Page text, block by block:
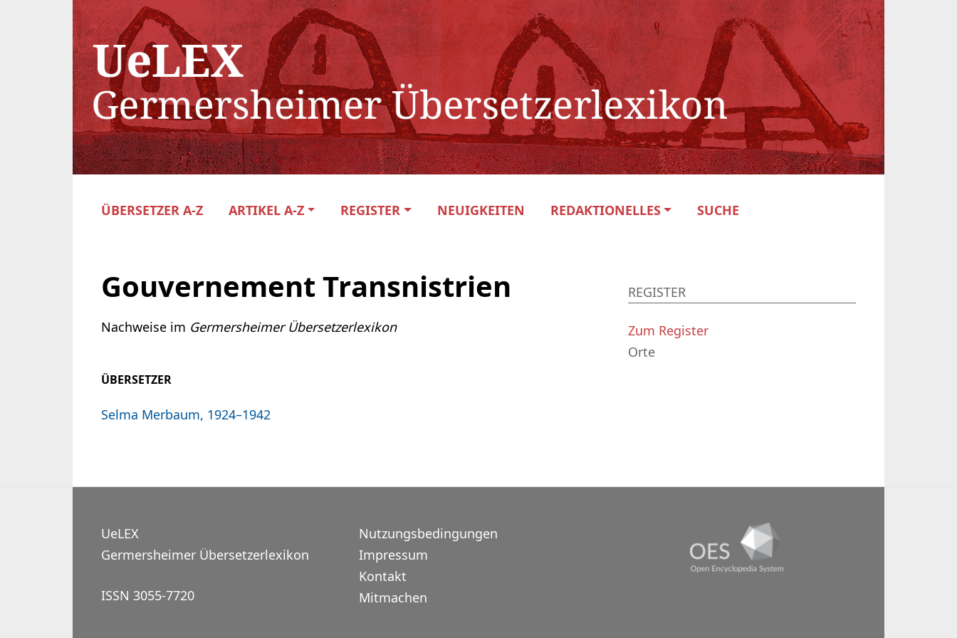
ÜBERSETZER A-Z ARTIKEL A-Z REGISTER NEUIGKEITEN REDAKTIONELLES SUCHE
Gouvernement Transnistrien
Nachweise im Germersheimer Übersetzerlexikon
ÜBERSETZER
Selma Merbaum, 1924–1942
REGISTER
Zum Register
Orte
UeLEX
Germersheimer Übersetzerlexikon
ISSN 3055-7720
Nutzungsbedingungen
Impressum
Kontakt
Mitmachen